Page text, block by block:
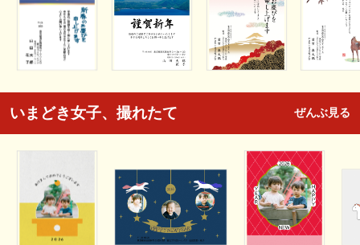
いまどき女子、撮れたて ぜんぶ見る